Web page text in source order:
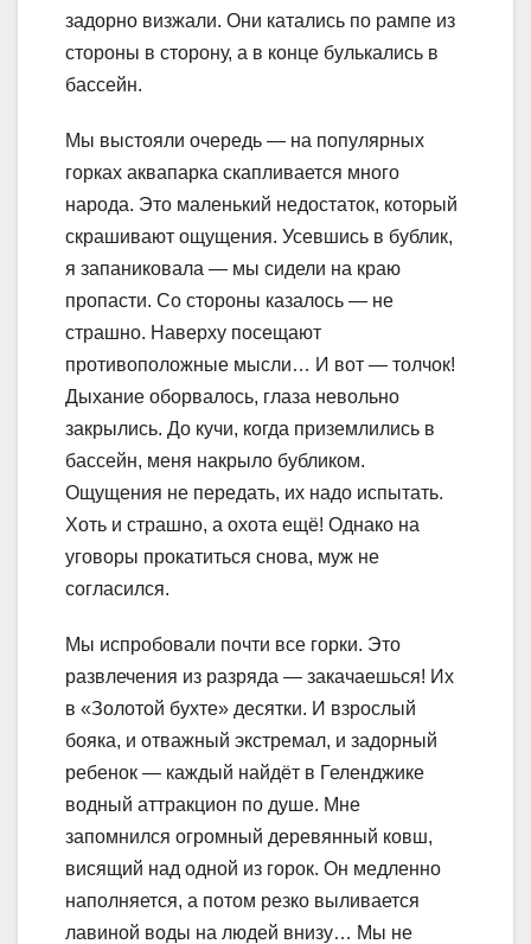
задорно визжали. Они катались по рампе из
стороны в сторону, а в конце булькались в
бассейн.
Мы выстояли очередь — на популярных
горках аквапарка скапливается много
народа. Это маленький недостаток, который
скрашивают ощущения. Усевшись в бублик,
я запаниковала — мы сидели на краю
пропасти. Со стороны казалось — не
страшно. Наверху посещают
противоположные мысли… И вот — толчок!
Дыхание оборвалось, глаза невольно
закрылись. До кучи, когда приземлились в
бассейн, меня накрыло бубликом.
Ощущения не передать, их надо испытать.
Хоть и страшно, а охота ещё! Однако на
уговоры прокатиться снова, муж не
согласился.
Мы испробовали почти все горки. Это
развлечения из разряда — закачаешься! Их
в «Золотой бухте» десятки. И взрослый
бояка, и отважный экстремал, и задорный
ребенок — каждый найдёт в Геленджике
водный аттракцион по душе. Мне
запомнился огромный деревянный ковш,
висящий над одной из горок. Он медленно
наполняется, а потом резко выливается
лавиной воды на людей внизу… Мы не